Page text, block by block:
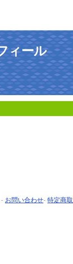
ィール
- お問い合わせ- 特定商